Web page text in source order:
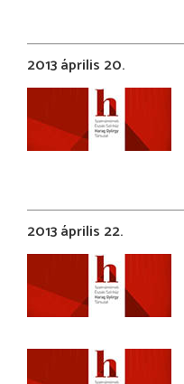
2013 április 20.
2013 április 22.